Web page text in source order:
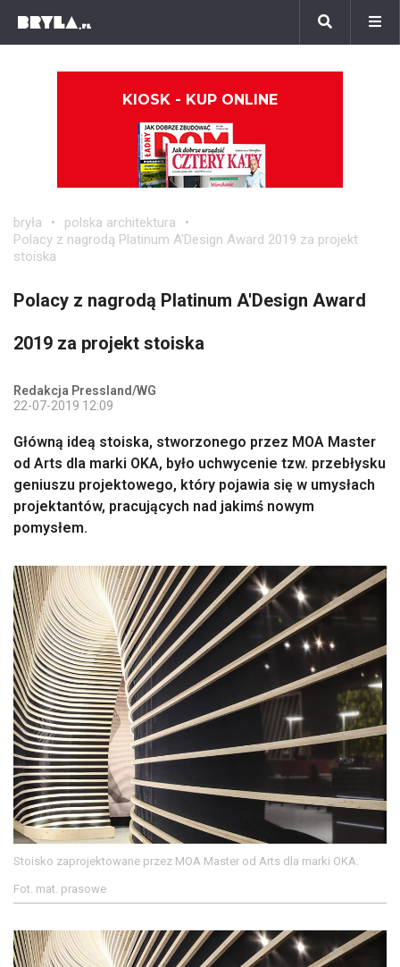
KIOSK - KUP ONLINE
bryła
polska architektura
Polacy z nagrodą Platinum A'Design Award 2019 za projekt
stoiska
Polacy z nagrodą Platinum A'Design Award
2019 za projekt stoiska
Redakcja Pressland/WG
22-07-2019 12:09
Główną ideą stoiska, stworzonego przez MOA Master
od Arts dla marki OKA, było uchwycenie tzw. przebłysku
geniuszu projektowego, który pojawia się w umysłach
projektantów, pracujących nad jakimś nowym
pomysłem.
Stoisko zaprojektowane przez MOA Master od Arts dla marki OKA.
Fot. mat. prasowe